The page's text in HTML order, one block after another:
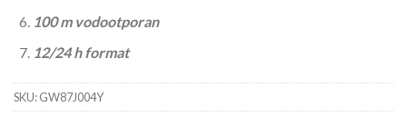
100 m vodootporan
12/24 h format
SKU:GW87J004Y